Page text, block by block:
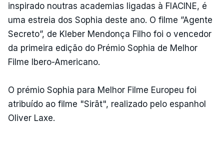
inspirado noutras academias ligadas à FIACINE, é
uma estreia dos Sophia deste ano. O filme ”Agente
Secreto”, de Kleber Mendonça Filho foi o vencedor
da primeira edição do Prémio Sophia de Melhor
Filme Ibero-Americano.
O prémio Sophia para Melhor Filme Europeu foi
atribuído ao filme "Sirāt", realizado pelo espanhol
Oliver Laxe.